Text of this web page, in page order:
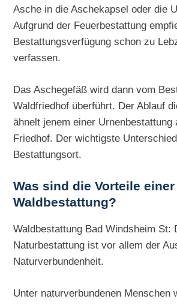
Asche in die Aschekapsel oder die
Aufgrund der Feuerbestattung
Bestattungsverfügung schon zu
verfassen.
Das Aschegefäß wird dann vom
Waldfriedhof überführt. Der Ablauf
ähnelt jenem einer Urnenbestattung
Friedhof. Der wichtigste
Bestattungsort.
Was sind die Vorteile einer
Waldbestattung?
Waldbestattung Bad Windsheim St:
Naturbestattung ist vor allem der
Naturverbundenheit.
Unter naturverbundenen Menschen